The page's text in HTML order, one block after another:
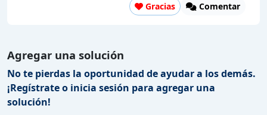
Gracias Comentar
Agregar una solución
No te pierdas la oportunidad de ayudar a los demás.
¡Regístrate o inicia sesión para agregar una
solución!